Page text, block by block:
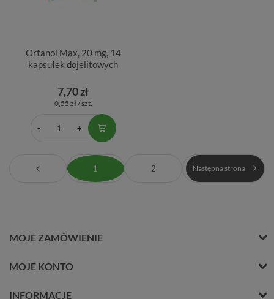
Ortanol Max, 20 mg, 14
kapsułek dojelitowych
7,70 zł
0,55 zł / szt.
1 2 Następna strona
MOJE ZAMÓWIENIE
MOJE KONTO
INFORMACJE